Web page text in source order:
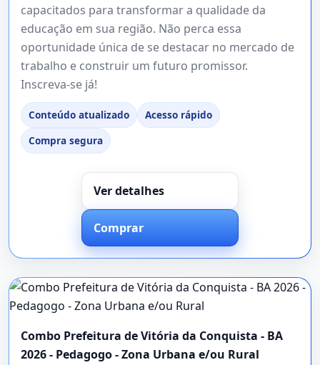
capacitados para transformar a qualidade da
educação em sua região. Não perca essa
oportunidade única de se destacar no mercado de
trabalho e construir um futuro promissor.
Inscreva-se já!
Conteúdo atualizado
Acesso rápido
Compra segura
Ver detalhes
Comprar
Combo Prefeitura de Vitória da Conquista - BA
2026 - Pedagogo - Zona Urbana e/ou Rural